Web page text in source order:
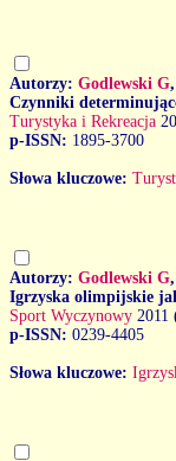
Autorzy: Godlewski G,
Czynniki
Turystyka i Rekreacja
p-ISSN: 1895-3700
Słowa kluczowe:
Autorzy: Godlewski G,
Igrzyska olimpijskie
Sport Wyczynowy 2011
p-ISSN: 0239-4405
Słowa kluczowe: